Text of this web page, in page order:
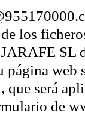
los
SL
página
que será
de